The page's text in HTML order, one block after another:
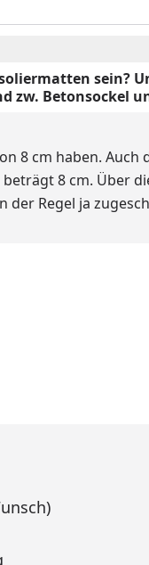
sein?
zw. Betonsockel
8 cm haben.
8 cm. Über
der Regel ja